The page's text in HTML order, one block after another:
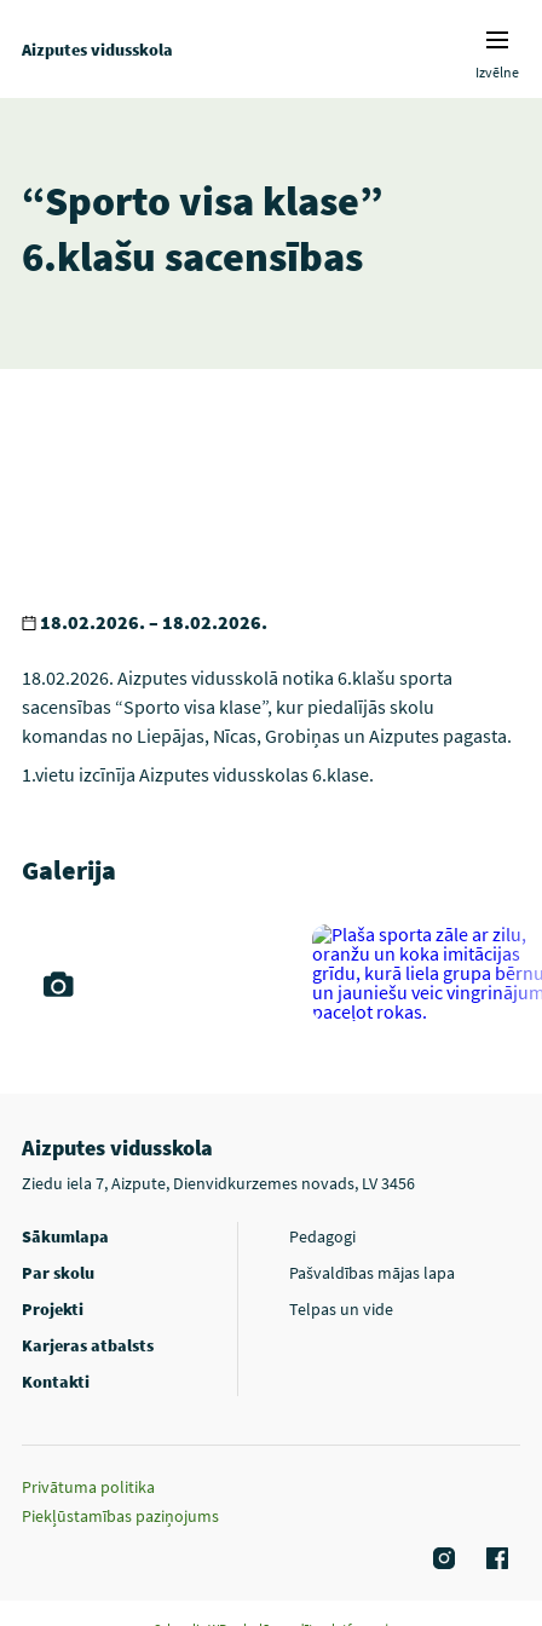
Aizputes vidusskola
Izvēlne
“Sporto visa klase”
6.klašu sacensības
18.02.2026. – 18.02.2026.
18.02.2026. Aizputes vidusskolā notika 6.klašu sporta
sacensības “Sporto visa klase”, kur piedalījās skolu
komandas no Liepājas, Nīcas, Grobiņas un Aizputes pagasta.
1.vietu izcīnīja Aizputes vidusskolas 6.klase.
Galerija
Aizputes vidusskola
Ziedu iela 7, Aizpute, Dienvidkurzemes novads, LV 3456
Sākumlapa
Par skolu
Projekti
Karjeras atbalsts
Kontakti
Pedagogi
Pašvaldības mājas lapa
Telpas un vide
Privātuma politika
Piekļūstamības paziņojums